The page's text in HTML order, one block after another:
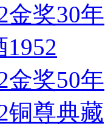
金奖30年
金奖50年
铜尊典藏